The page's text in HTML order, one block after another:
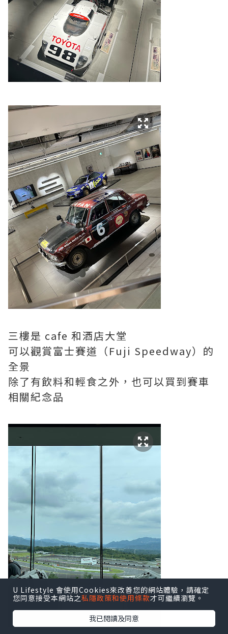
三樓是 cafe 和酒店大堂
可以觀賞富士賽道（Fuji Speedway）的
全景
除了有飲料和輕食之外，也可以買到賽車
相關紀念品
U Lifestyle 會使用Cookies來改善您的網站體驗，請確定
您同意接受本網站之私隱政策和使用條款才可繼續瀏覽。
我已閱讀及同意